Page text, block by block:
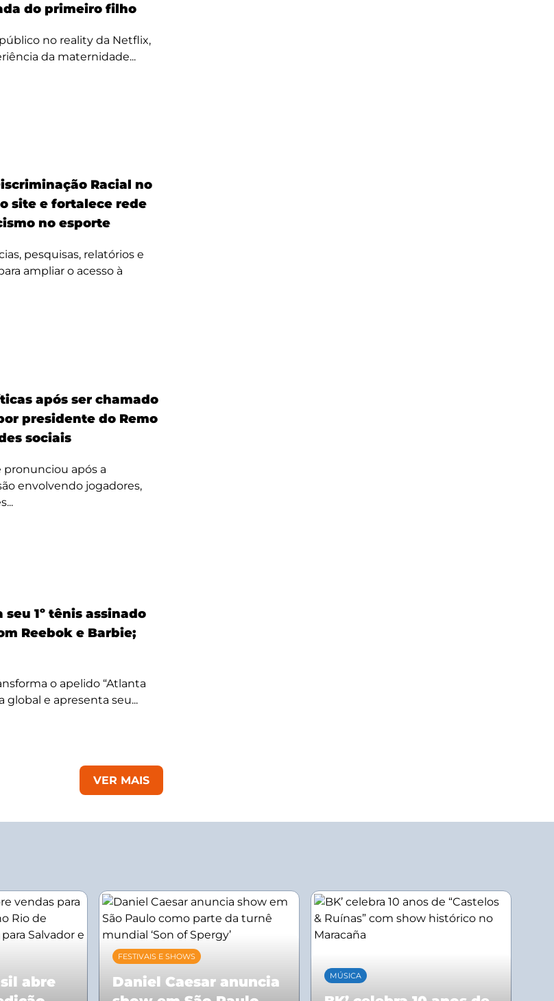
do primeiro filho
no reality da Netflix,
da maternidade...
Racial no
site e fortalece rede
no esporte
pesquisas, relatórios e
ampliar o acesso à
após ser chamado
presidente do Remo
sociais
pronunciou após a
envolvendo jogadores,
1º tênis assinado
Reebok e Barbie;
o apelido “Atlanta
global e apresenta seu...
VER MAIS
abre
FESTIVAIS E SHOWS
Daniel Caesar anuncia
MÚSICA